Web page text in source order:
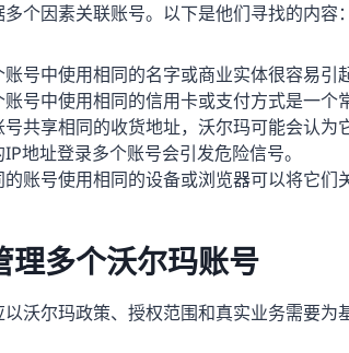
个因素关联账号。以下是他们寻找的内容：
账号中使用相同的名字或商业实体很容易引
账号中使用相同的信用卡或支付方式是一个
号共享相同的收货地址，沃尔玛可能会认为
地址登录多个账号会引发危险信号。
的账号使用相同的设备或浏览器可以将它们
理多个沃尔玛账号
沃尔玛政策、授权范围和真实业务需要为